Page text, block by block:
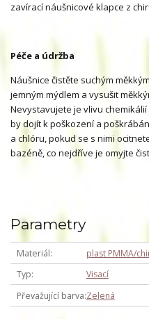
zavírací náušnicové klapce z
Péče a údržba
Náušnice čistěte suchým
jemným mýdlem a vysušit
Nevystavujete je vlivu
by dojít k poškození a
a chlóru, pokud se s nimi
bazéně, co nejdříve je omyjte
Parametry
Materiál
plast PMMA/
Typ
Visací
Převažující barva Zelená